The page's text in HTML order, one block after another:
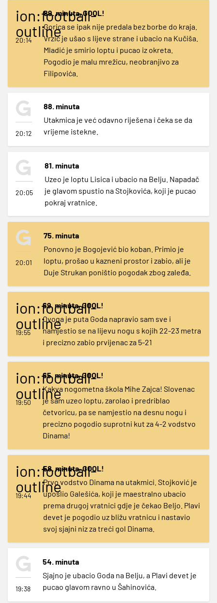
ion:football-
outline
20:14
89. minuta, GOOL!
Gorica se ipak nije predala bez borbe do kraja.
Vrzić je ušao s lijeve strane i ubacio na Kučiša.
Mladić je smirio loptu i pucao iz okreta.
Pogodio je malu mrežicu, neobranjivo za
Filipovića.
20:12
88. minuta
Utakmica je već odavno riješena i čeka se da
vrijeme istekne.
20:05
81. minuta
Uzeo je loptu Lisica i ubacio na Belju. Napadač
je glavom spustio na Stojkovića, koji je pucao
pokraj vratnice.
20:01
75. minuta
Ponovno je Bogojević bio koban. Primio je
loptu, prošao u kazneni prostor i zabio, ali je
Duje Strukan poništio pogodak zbog zaleđa.
ion:football-
outline
19:55
69. minuta, GOOL!
Ovoga je puta Goda napravio sam sve i
namjestio se na lijevu nogu s kojih 22-23 metra
i precizno zabio prvijenac za 5-21
ion:football-
outline
19:50
65. minuta, GOOL!
Kakva nogometna škola Mihe Zajca! Slovenac
je sam uzeo loptu, zarolao i predriblao
četvoricu, pa se namjestio na desnu nogu i
precizno pogodio suprotni kut za 4-2 vodstvo
Dinama!
ion:football-
outline
19:44
58. minuta, GOOL!
Prvo vodstvo Dinama na utakmici. Stojković je
uposlio Galešića, koji je maestralno ubacio
prema drugoj vratnici gdje je čekao Beljo. Plavi
devet je pogodio uz bližu vratnicu i nastavio
svoj sjajni niz za treći gol Dinama.
19:38
54. minuta
Sjajno je ubacio Goda na Belju, a Plavi devet je
pucao glavom ravno u Šahinovića.